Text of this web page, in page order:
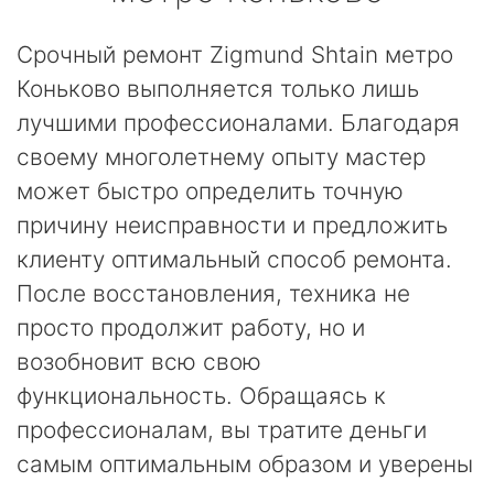
Срочный ремонт Zigmund Shtain метро
Коньково выполняется только лишь
лучшими профессионалами. Благодаря
своему многолетнему опыту мастер
может быстро определить точную
причину неисправности и предложить
клиенту оптимальный способ ремонта.
После восстановления, техника не
просто продолжит работу, но и
возобновит всю свою
функциональность. Обращаясь к
профессионалам, вы тратите деньги
самым оптимальным образом и уверены